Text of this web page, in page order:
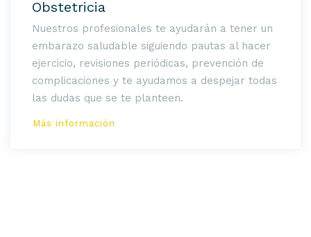
Obstetricia
Nuestros profesionales te ayudarán a tener un
embarazo saludable siguiendo pautas al hacer
ejercicio, revisiones periódicas, prevención de
complicaciones y te ayudamos a despejar todas
las dudas que se te planteen.
Más información